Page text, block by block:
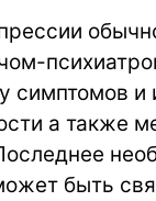
симптомов и
а также
быть